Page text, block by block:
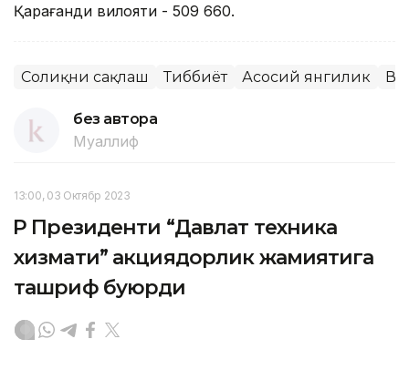
Қарағанди вилояти - 509 660.
Соғлиқни сақлаш Тиббиёт Асосий янгилик
без автора
Муаллиф
13:00, 03 Октябр 2023
ҚР Президенти “Давлат техника
хизмати” акциядорлик жамиятига
ташриф буюрди